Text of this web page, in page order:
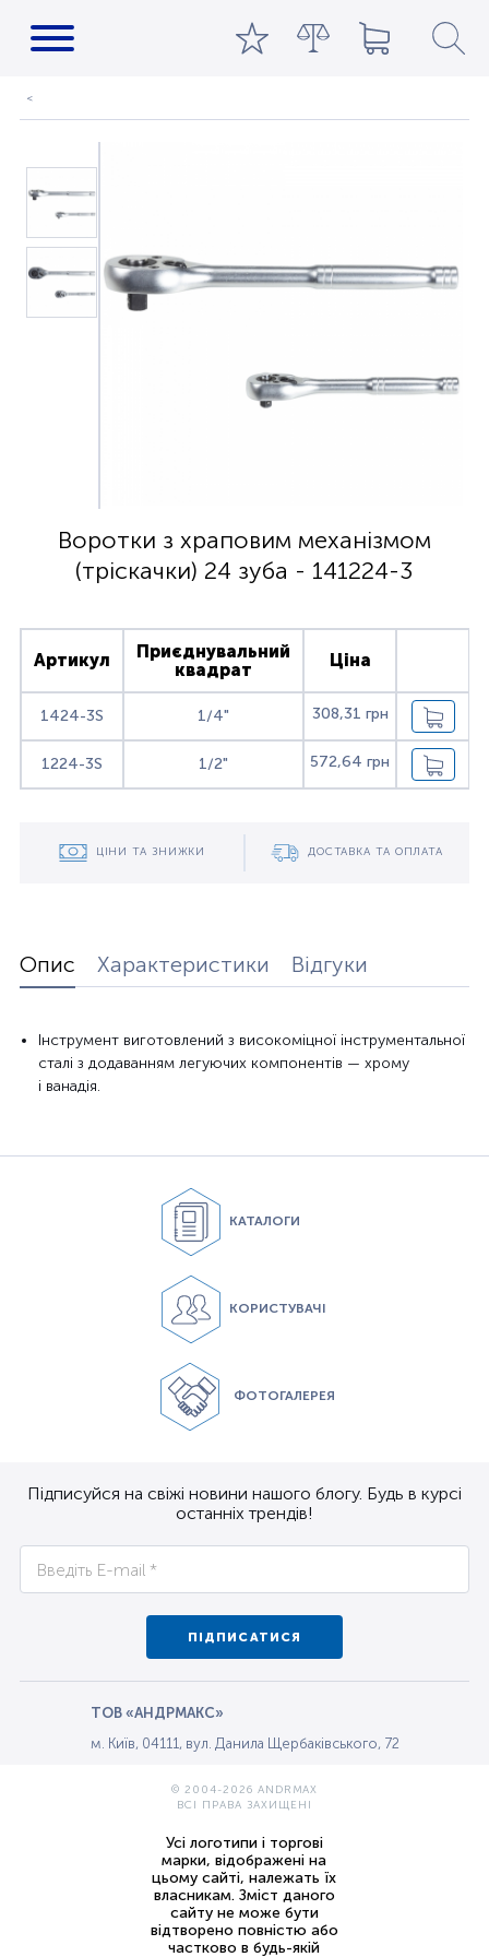
Воротки з храповим механізмом
(тріскачки) 24 зуба - 141224-3
Артикул
Приєднувальний
квадрат
Ціна
1424-3S 1/4" 308,31 грн
1224-3S 1/2" 572,64 грн
ЦІНИ ТА ЗНИЖКИ ДОСТАВКА ТА ОПЛАТА
Опис Характеристики Відгуки
Інструмент виготовлений з високоміцної інструментальної
сталі з додаванням легуючих компонентів — хрому
і ванадія.
КАТАЛОГИ
КОРИСТУВАЧІ
ФОТОГАЛЕРЕЯ
Підписуйся на свіжі новини нашого блогу. Будь в курсі
останніх трендів!
ПІДПИСАТИСЯ
ТОВ «АНДРМАКС»
м. Київ, 04111, вул. Данила Щербаківського, 72
© 2004-2026 ANDRMAX
ВСІ ПРАВА ЗАХИЩЕНІ
Усі логотипи і торгові
марки, відображені на
цьому сайті, належать їх
власникам. Зміст даного
сайту не може бути
відтворено повністю або
частково в будь-якій